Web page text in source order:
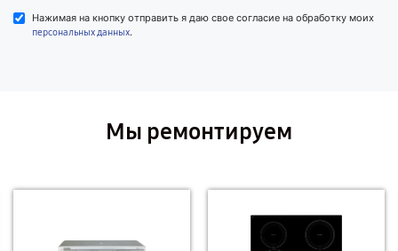
Нажимая на кнопку отправить я даю свое согласие на обработку моих
персональных данных.
Мы ремонтируем